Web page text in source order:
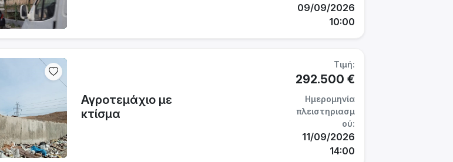
09/09/2026
10:00
Αγροτεμάχιο με
κτίσμα
Τιμή:
292.500 €
Ημερομηνία
πλειστηριασμ
ού:
11/09/2026
14:00